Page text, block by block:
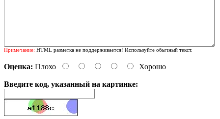
Примечание: HTML разметка не поддерживается! Используйте обычный текст.
Оценка: Плохо Хорошо
Введите код, указанный на картинке: